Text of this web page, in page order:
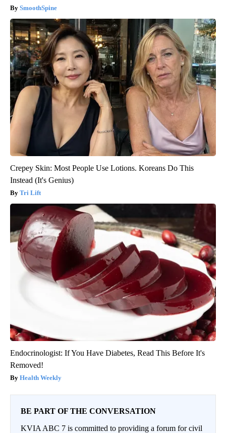
SmoothSpine
Crepey Skin: Most People Use Lotions. Koreans Do This
Instead (It's Genius)
Tri Lift
Endocrinologist: If You Have Diabetes, Read This Before It's
Removed!
Health Weekly
BE PART OF THE CONVERSATION
KVIA ABC 7 is committed to providing a forum for civil